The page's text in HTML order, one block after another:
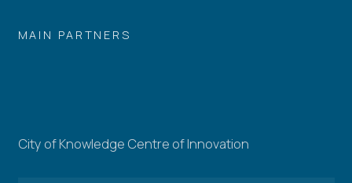
MAIN PARTNERS
City of Knowledge Centre of Innovation